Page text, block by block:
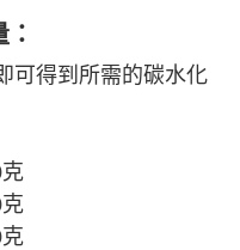
可得到所需的碳水化